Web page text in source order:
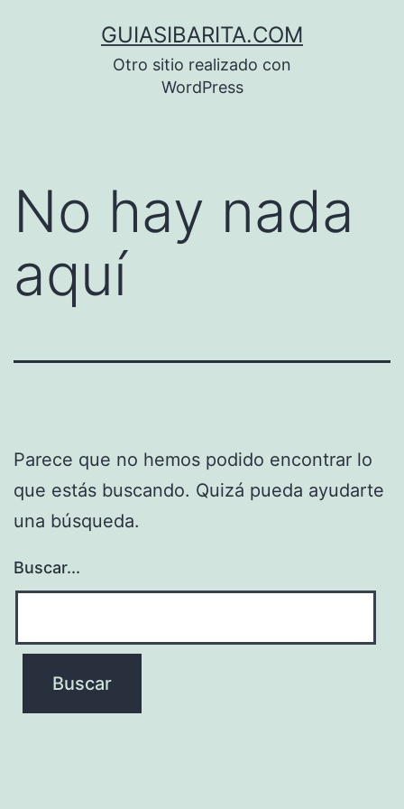
GUIASIBARITA.COM
Otro sitio realizado con
WordPress
No hay nada
aquí
Parece que no hemos podido encontrar lo
que estás buscando. Quizá pueda ayudarte
una búsqueda.
Buscar...